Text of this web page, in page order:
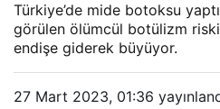
Türkiye’de mide botoksu
görülen ölümcül botülizm riski
endişe giderek büyüyor.
27 Mart 2023, 01:36